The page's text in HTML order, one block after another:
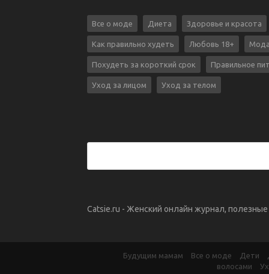
Все о моде Диета Здоровье и красота
Как правильно худеть Любовь 18+
Похудеть за короткий срок Правильное
Уход за лицом Уход за телом
Catsie.ru - Женский онлайн журнал,
Будущим мамам Все о моде Дети
волосами